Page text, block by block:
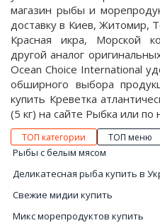
магазин рыбы и
доставку в Киев, Житомир,
Красная икра, Морской
другой аналог
Ocean Choice International
обширного выбора
купить Креветка
(5 кг) на сайте Рыбка или
ТОП категории ТОП меню
Рыбы с белым мясом
Деликатесная рыба купить в
Свежие мидии купить
Микс морепродуктов купить